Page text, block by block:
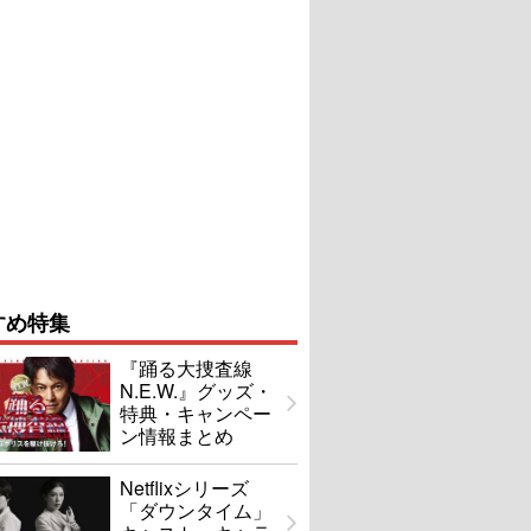
特集
『踊る大捜査線
N.E.W.』グッズ・
特典・キャンペー
ン情報まとめ
Netflixシリーズ
「ダウンタイム」